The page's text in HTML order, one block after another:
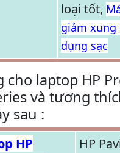
loại tốt,
giảm xung
dụng sạc
cho laptop HP
và tương
sau :
HP
HP